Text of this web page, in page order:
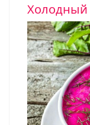
Холодный